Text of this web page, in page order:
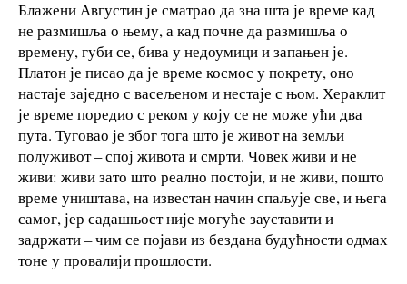
Блажени Августин је сматрао да зна шта је време кад
не размишља о њему, а кад почне да размишља о
времену, губи се, бива у недоумици и запањен је.
Платон је писао да је време космос у покрету, оно
настаје заједно с васељеном и нестаје с њом. Хераклит
је време поредио с реком у коју се не може ући два
пута. Туговао је због тога што је живот на земљи
полуживот – спој живота и смрти. Човек живи и не
живи: живи зато што реално постоји, и не живи, пошто
време уништава, на известан начин спаљује све, и њега
самог, јер садашњост није могуће зауставити и
задржати – чим се појави из бездана будућности одмах
тоне у провалији прошлости.